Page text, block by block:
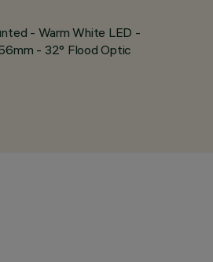
- Warm White LED -
- 32° Flood Optic